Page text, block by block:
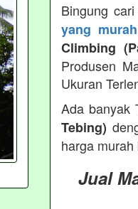
Bingung
yang
Climbing
Produsen
Ukuran
Ada banyak
Tebing)
harga
Jual